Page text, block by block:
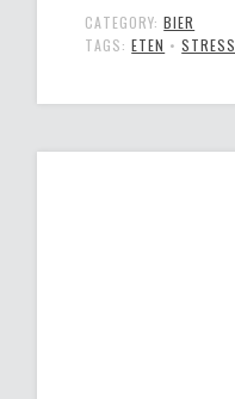
CATEGORY:BIER
TAGS:ETEN •STRESS